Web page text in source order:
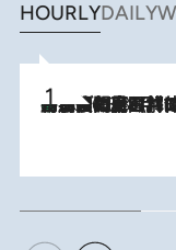
HOURLYDAILY
2026.8.8
「最後に見られてよかった」上野動物園の東園パンダ舎が解体前に特別公開。8月16日まで延長されたパネル展と共に辿る“半世紀”のパンダ飼育《解体工事の図面あり》